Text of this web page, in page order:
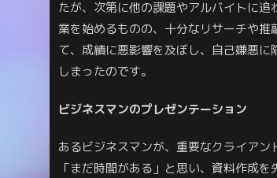
たが、次第に他の課題やアルバイトに
業を始めるものの、十分なリサーチや
て、成績に悪影響を及ぼし、自己嫌悪
しまったのです。
ビジネスマンのプレゼンテーション
あるビジネスマンが、重要なクライアン
「まだ時間がある」と思い、資料作成